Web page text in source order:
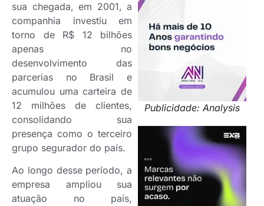
Publicidade: Analysis
sua chegada, em 2001, a
companhia investiu em
torno de R$ 12 bilhões
apenas no
desenvolvimento das
parcerias no Brasil e
acumulou uma carteira de
12 milhões de clientes,
consolidando sua
presença como o terceiro
grupo segurador do país.
Ao longo desse período, a
empresa ampliou sua
atuação no país,